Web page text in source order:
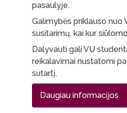
pasaulyje.
Galimybės priklauso nuo
susitarimų, kai kur
Dalyvauti gali VU
reikalavimai nustatomi
sutartį.
Daugiau informacijos